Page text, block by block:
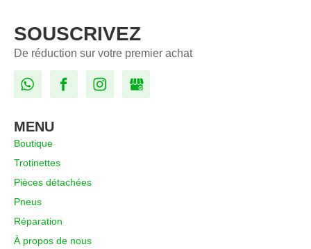
MENU
Boutique
Trotinettes
Pièces détachées
Pneus
Réparation
À propos de nous
SOUSCRIVEZ
De réduction sur votre premier achat